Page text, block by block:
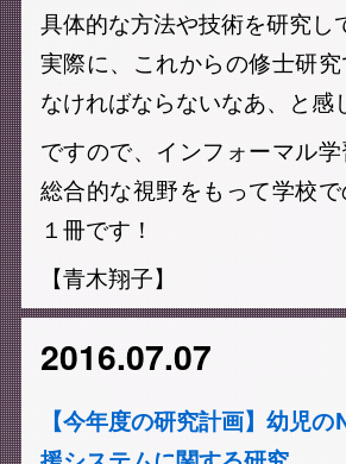
具体的な方法や技術を研究
実際に、これからの修士研
なければならないなあ、と感
ですので、インフォーマル
総合的な視野をもって学校
１冊です！
【青木翔子】
2016.07.07
【今年度の研究計画】幼児